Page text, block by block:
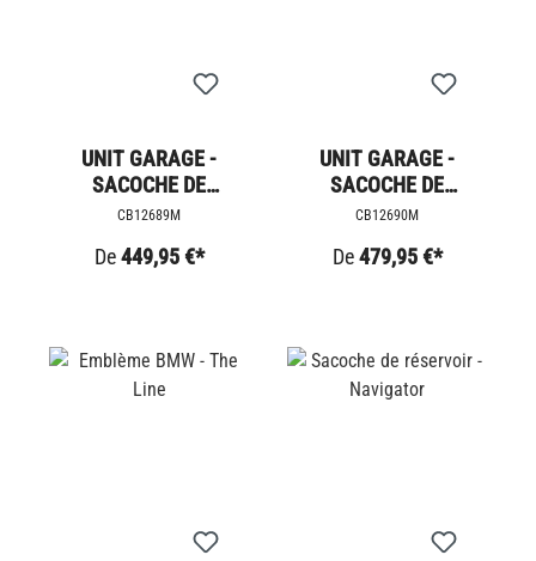
UNIT GARAGE -
SACOCHE DE
RÉSERVOIR - CANVAS
CB12689M
De449,95 €*
UNIT GARAGE -
SACOCHE DE
RÉSERVOIR - CUIR DE
CB12690M
De479,95 €*